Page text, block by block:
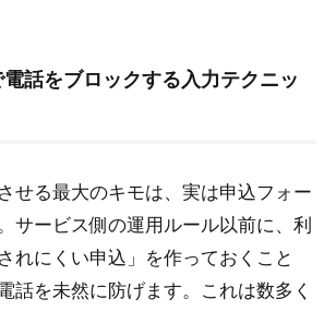
話をブロックする入力テクニッ
せる最大のキモは、実は申込フォー
サービス側の運用ルール以前に、利
れにくい申込」を作っておくこと
話を未然に防げます。これは数多く